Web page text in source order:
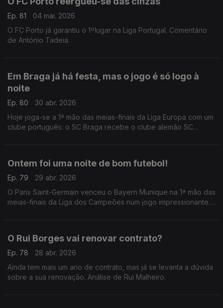
Ep. 81
04 mai. 2026
O FC Porto já garantiu o 1ºlugar na Liga Portugal. Comentário
de António Tadeia.
Em Braga já há festa, mas o jogo é só logo à
noite
Ep. 80
30 abr. 2026
Hoje joga-se a 1ª mão das meias-finais da Liga Europa com um
clube português: o SC Braga recebe o clube alemão SC
Ontem foi uma noite de bom futebol!
Ep. 79
29 abr. 2026
O Paris Saint-Germain venceu o Bayern Munique na 1ª mão das
meias-finais da Liga dos Campeões num jogo impressionante.
O Rui Borges vai renovar contrato?
Ep. 78
28 abr. 2026
Ainda tem mais um ano de contrato, mas já se levanta a dúvida
sobre a sua renovação. Análise de Rui Malheiro.